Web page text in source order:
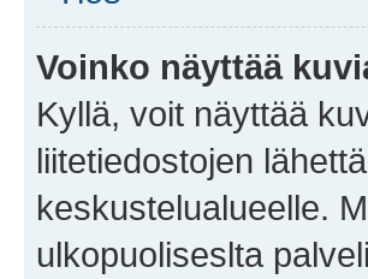
Voinko näyttää
Kyllä, voit näyttää
liitetiedostojen
keskustelualueelle.
ulkopuoliseslta